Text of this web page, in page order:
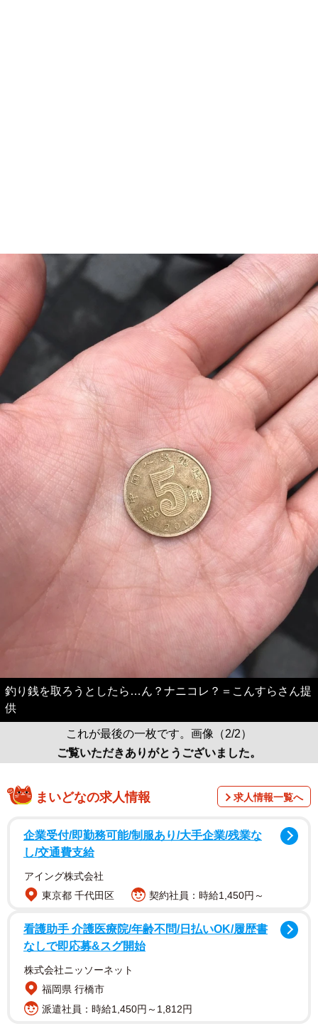
釣り銭を取ろうとしたら…ん？ナニコレ？＝こんすらさん提
供
これが最後の一枚です。画像（2/2）
ご覧いただきありがとうございました。
まいどなの求人情報 求人情報一覧へ
企業受付/即勤務可能/制服あり/大手企業/残業な
し/交通費支給
アイング株式会社
東京都 千代田区
契約社員：時給1,450円～
看護助手 介護医療院/年齢不問/日払いOK/履歴書
なしで即応募&スグ開始
株式会社ニッソーネット
福岡県 行橋市
派遣社員：時給1,450円～1,812円